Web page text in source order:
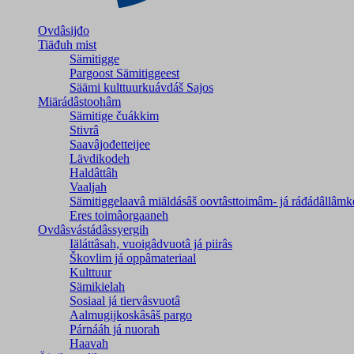
Ovdâsijđo
Tiäđuh mist
Sämitigge
Pargoost Sämitiggeest
Säämi kulttuurkuávdáš Sajos
Miärádâstoohâm
Sämitige čuákkim
Stivrâ
Saavâjođetteijee
Lävdikodeh
Haldâttâh
Vaaljah
Sämitiggelaavâ miäldásâš oovtâsttoimâm- já
Eres toimâorgaaneh
Ovdâsvástádâssyergih
Iäláttâsah, vuoigâdvuotâ já piirâs
Škovlim já oppâmateriaal
Kulttuur
Sämikielah
Sosiaal já tiervâsvuotâ
Aalmugijkoskâsâš pargo
Párnááh já nuorah
Haavah